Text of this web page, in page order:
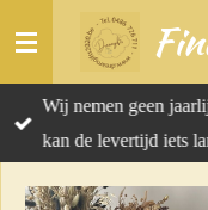
Ga
naar
de
hoofdinhoud
Wij nemen geen
kan de levertijd iets